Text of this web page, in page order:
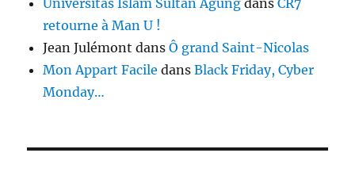
retourne à Man U !
Jean Julémont dansÔ grand Saint-Nicolas
Mon Appart Facile dansBlack Friday, Cyber
Monday…